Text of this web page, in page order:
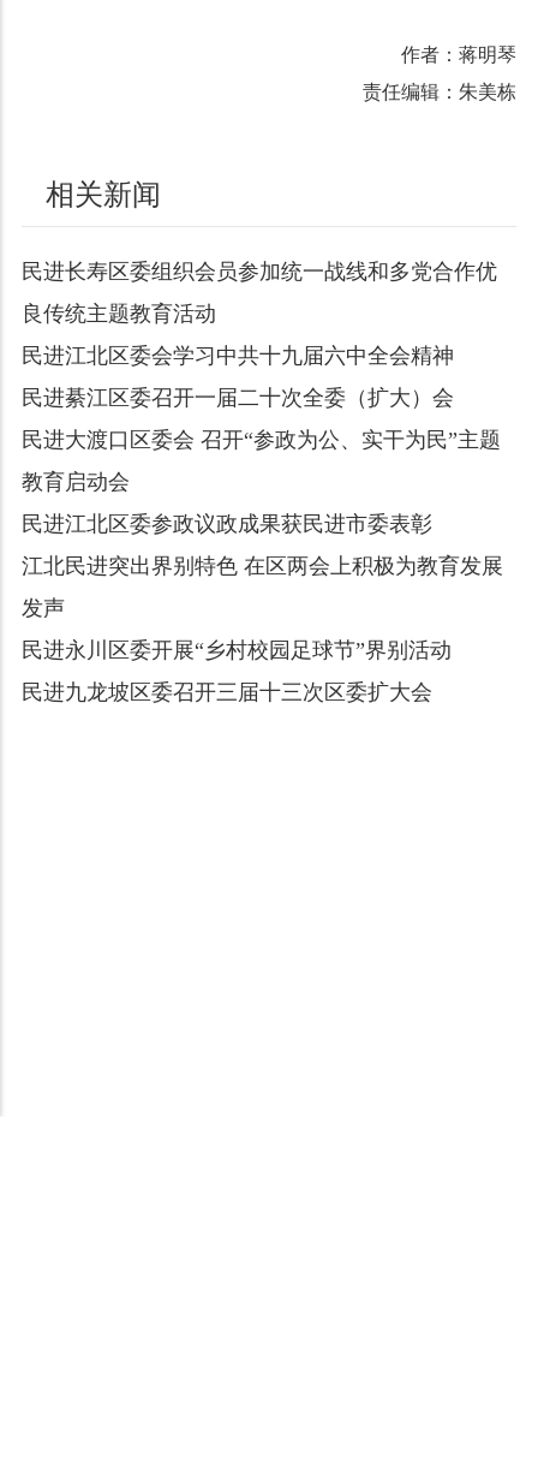
作者：蒋明琴
责任编辑：朱美栋
相关新闻
民进长寿区委组织会员参加统一战线和多党合作优
良传统主题教育活动
民进江北区委会学习中共十九届六中全会精神
民进綦江区委召开一届二十次全委（扩大）会
民进大渡口区委会 召开“参政为公、实干为民”主题
教育启动会
民进江北区委参政议政成果获民进市委表彰
江北民进突出界别特色 在区两会上积极为教育发展
发声
民进永川区委开展“乡村校园足球节”界别活动
民进九龙坡区委召开三届十三次区委扩大会